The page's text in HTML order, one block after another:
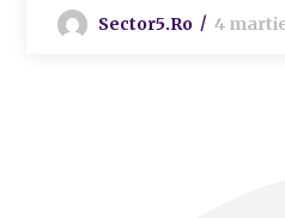
Sector5.ro 4